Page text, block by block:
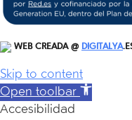
WEB CREADA @DIGITALYA
Skip to content
Open toolbar
Accesibilidad